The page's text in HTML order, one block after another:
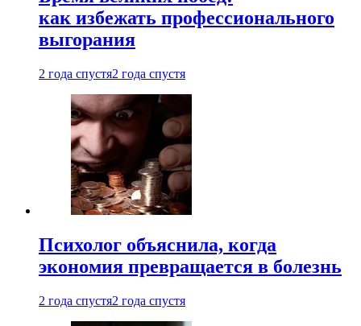
как избежать профессионального
выгорания
2 года спустя2 года спустя
Психолог объяснила, когда
экономия превращается в болезнь
2 года спустя2 года спустя